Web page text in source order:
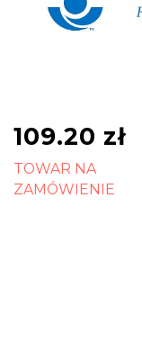
109.20 zł
TOWAR NA
ZAMÓWIENIE